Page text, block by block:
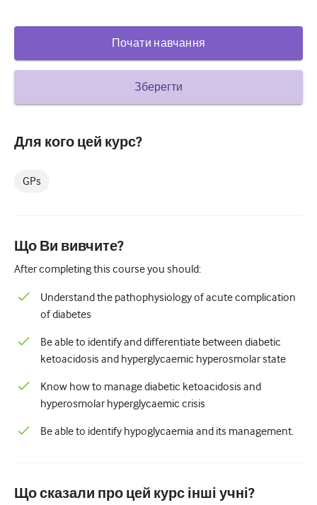
Дерматологія
Гастроентерології
Гематологія
Неврологія
Акушерство та гінекологія
Онкологія
Педіатрія
Паліативна допомога
Патологія/Лабораторна медицина
Процедурні навички
Громадське здоров'я
Почати навчання
Зберегти
Для кого цей курс?
GPs
Що Ви вивчите?
After completing this course you should:
Understand the pathophysiology of acute complication
of diabetes
Be able to identify and differentiate between diabetic
ketoacidosis and hyperglycaemic hyperosmolar state
Know how to manage diabetic ketoacidosis and
hyperosmolar hyperglycaemic crisis
Be able to identify hypoglycaemia and its management.
Що сказали про цей курс інші учні?